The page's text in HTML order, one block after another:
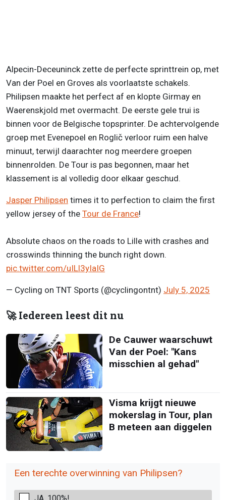
Alpecin-Deceuninck zette de perfecte sprinttrein op, met
Van der Poel en Groves als voorlaatste schakels.
Philipsen maakte het perfect af en klopte Girmay en
Waerenskjold met overmacht. De eerste gele trui is
binnen voor de Belgische topsprinter. De achtervolgende
groep met Evenepoel en Roglič verloor ruim een halve
minuut, terwijl daarachter nog meerdere groepen
binnenrolden. De Tour is pas begonnen, maar het
klassement is al volledig door elkaar geschud.
Jasper Philipsen times it to perfection to claim the first
yellow jersey of the Tour de France!
Absolute chaos on the roads to Lille with crashes and
crosswinds thinning the bunch right down.
pic.twitter.com/uILl3yIaIG
— Cycling on TNT Sports (@cyclingontnt) July 5, 2025
🚀 Iedereen leest dit nu
De Cauwer waarschuwt
Van der Poel: "Kans
misschien al gehad"
Visma krijgt nieuwe
mokerslag in Tour, plan
B meteen aan diggelen
Een terechte overwinning van Philipsen?